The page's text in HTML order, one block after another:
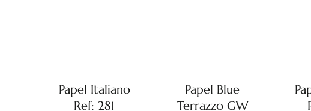
Papel Italiano
Ref: 281
Papel Blue
Terrazzo GW